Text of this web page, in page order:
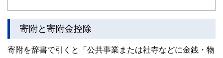
寄附と寄附金控除
寄附を辞書で引くと「公共事業または社寺などに金銭・物